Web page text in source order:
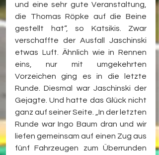
und eine sehr gute Veranstaltung,
die Thomas Röpke auf die Beine
gestellt hat“, so Katsikis. Zwar
verschaffte der Ausfall Jaschinski
etwas Luft. Ähnlich wie in Rennen
eins, nur mit umgekehrten
Vorzeichen ging es in die letzte
Runde. Diesmal war Jaschinski der
Gejagte. Und hatte das Glück nicht
ganz auf seiner Seite. „In der letzten
Runde war Ingo Baum dran und wir
liefen gemeinsam auf einen Zug aus
fünf Fahrzeugen zum Überrunden